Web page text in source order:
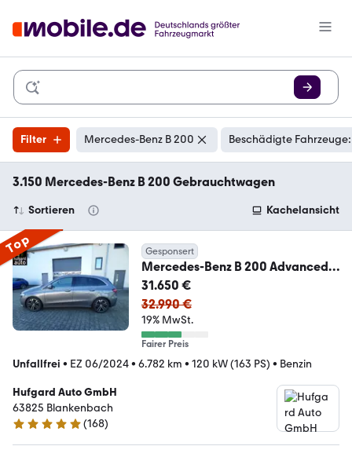
Filter Mercedes-Benz B 200 Beschädigte
3.150 Mercedes-Benz B 200 Gebrauchtwagen
Sortieren Kachelansicht
Top Gesponsert
Mercedes-Benz B 200 Advanced
Fahrassistent Standheizung
Memory
31.650 €
32.990 €
19% MwSt.
Fairer Preis
Unfallfrei • EZ 06/2024• 6.782 km • 120 kW (163 PS) • Benzin
Hufgard Auto GmbH
63825 Blankenbach
5 Sterne
(168)